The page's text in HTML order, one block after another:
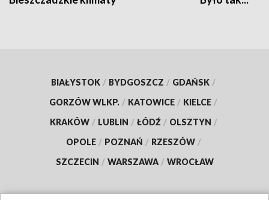
BIAŁYSTOK / BYDGOSZCZ / GDAŃSK /
GORZÓW WLKP. / KATOWICE / KIELCE /
KRAKÓW / LUBLIN / ŁÓDŹ / OLSZTYN /
OPOLE / POZNAŃ / RZESZÓW /
SZCZECIN / WARSZAWA / WROCŁAW